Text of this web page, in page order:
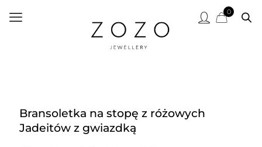
0
Bransoletka na stopę z różowych
Jadeitów z gwiazdką